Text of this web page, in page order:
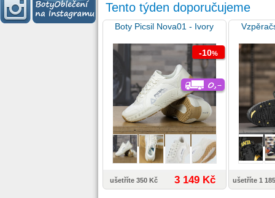
Tento týden doporučujeme
-10%
Boty Picsil Nova01 - Ivory
ušetříte 350 Kč 3 149 Kč ušetříte 1